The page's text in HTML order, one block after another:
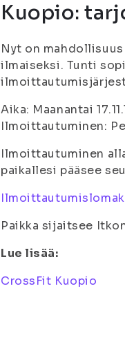
Kuopio:
Nyt on
ilmaiseksi. Tunti
Aika: Maanantai
Ilmoittautuminen:
Ilmoittautuminen
paikallesi pääsee
Paikka sijaitsee
Lue lisää:
CrossFit Kuopio